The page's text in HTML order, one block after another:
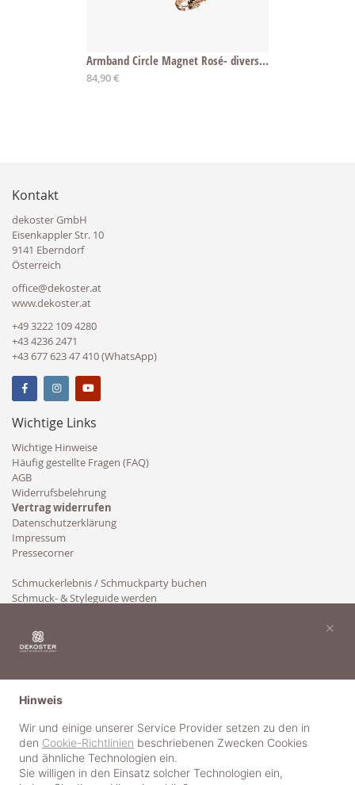
Armband Circle Magnet Rosé- diverse Längen
Ab
84,90 €
Kontakt
dekoster GmbH
Eisenkappler Str. 10
9141 Eberndorf
Österreich
office@dekoster.at
www.dekoster.at
+49 3222 109 4280
+43 4236 2471
+43 677 623 47 410 (WhatsApp)
Wichtige Links
Wichtige Hinweise
Häufig gestellte Fragen (FAQ)
AGB
Widerrufsbelehrung
Vertrag widerrufen
Datenschutzerklärung
Impressum
Pressecorner
Schmuckerlebnis / Schmuckparty buchen
Schmuck- & Styleguide werden
Hinweis
Wir und einige unserer Service Provider setzen zu den in
den Cookie-Richtlinien beschriebenen Zwecken Cookies
und ähnliche Technologien ein.
Sie willigen in den Einsatz solcher Technologien ein,
×